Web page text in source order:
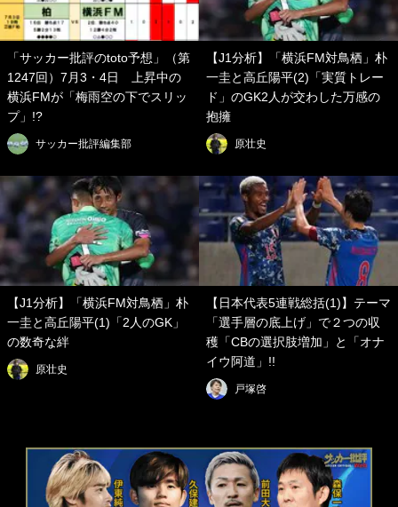
「サッカー批評のtoto予想」（第
1247回）7月3・4日 上昇中の
横浜FMが「梅雨空の下でスリッ
プ」!?
サッカー批評編集部
【J1分析】「横浜FM対鳥栖」朴
一圭と高丘陽平(2)「実質トレー
ド」のGK2人が交わした万感の
抱擁
原壮史
【J1分析】「横浜FM対鳥栖」朴
一圭と高丘陽平(1)「2人のGK」
の数奇な絆
原壮史
【日本代表5連戦総括(1)】テーマ
「選手層の底上げ」で２つの収
穫「CBの選択肢増加」と「オナ
イウ阿道」!!
戸塚啓